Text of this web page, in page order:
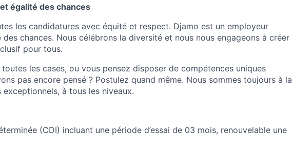
égalité des chances
les candidatures avec équité et respect. Djamo est un employeur
des chances. Nous célébrons la diversité et nous nous engageons à créer
pour tous.
les cases, ou vous pensez disposer de compétences uniques
pas encore pensé ? Postulez quand même. Nous sommes toujours à la
à tous les niveaux.
(CDI) incluant une période d’essai de 03 mois, renouvelable une